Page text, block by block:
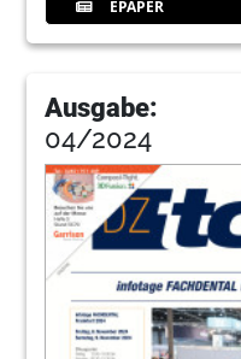
EPAPER
Ausgabe:
04/2024